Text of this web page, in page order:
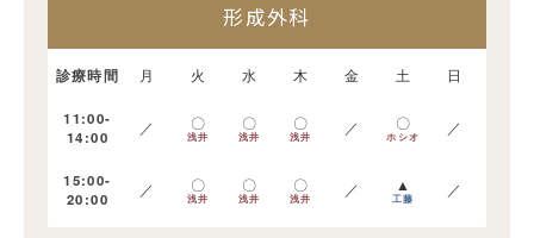
形成外科
診療時間 月 火 水 木 金 土 日
11:00-
14:00
／ 〇
浅井
〇
浅井
〇
浅井 ／ 〇
ホシオ ／
15:00-
20:00
／ 〇
浅井
〇
浅井
〇
浅井 ／ ▲
工藤 ／